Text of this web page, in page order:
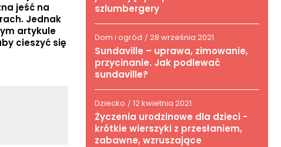
jeść na
Jednak
artykule
cieszyć się
szlumbergery
Dom i ogród / 28 września 2021
Sundaville – uprawa, zimowanie,
przycinanie. Jak podlewać
sundaville?
Dziecko / 12 kwietnia 2021
Życzenia urodzinowe dla dzieci -
krótkie wierszyki z przesłaniem,
zabawne, wzruszające